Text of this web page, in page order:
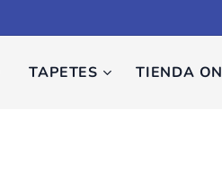
TAPETES TIENDA